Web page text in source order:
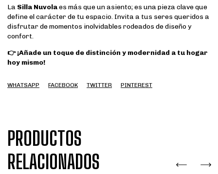
La Silla Nuvolaes más que un asiento; es una pieza clave que
define el carácter de tu espacio. Invita a tus seres queridos a
disfrutar de momentos inolvidables rodeados de diseño y
confort.
👉 ¡Añade un toque de distinción y modernidad a tu hogar
hoy mismo!
WHATSAPP FACEBOOK TWITTER PINTEREST
PRODUCTOS
RELACIONADOS